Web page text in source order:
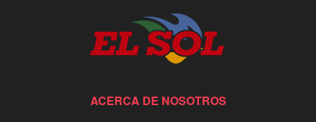
ACERCA DE NOSOTROS